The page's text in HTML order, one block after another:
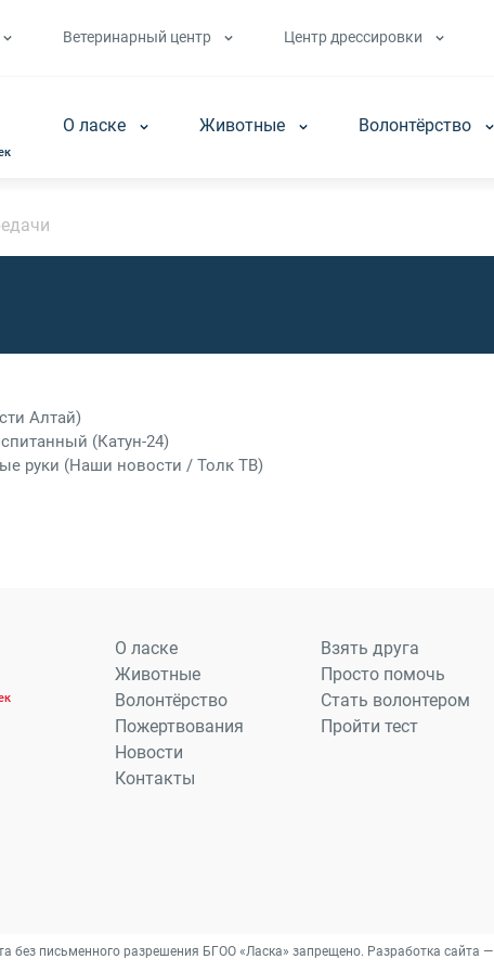
Ветеринарный центр Центр дрессировки
О ласке Животные Волонтёрство
Алтай)
(Катун-24)
руки (Наши новости / Толк ТВ)
О ласке
Животные
Волонтёрство
Пожертвования
Новости
Контакты
Взять друга
Просто помочь
Стать волонтером
Пройти тест
без письменного разрешения БГОО «Ласка» запрещено. Разработка сайта —